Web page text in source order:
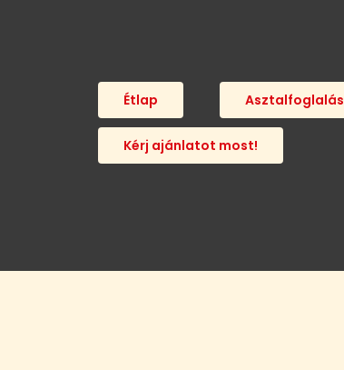
Étlap Asztalfoglalás
Kérj ajánlatot most!